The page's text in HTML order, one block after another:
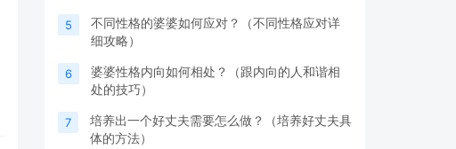
5
不同性格的婆婆如何应对？（不同性格应对详
细攻略）
6
婆婆性格内向如何相处？（跟内向的人和谐相
处的技巧）
7
培养出一个好丈夫需要怎么做？（培养好丈夫具
体的方法）